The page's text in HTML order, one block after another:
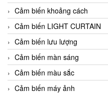
Cảm biến khoảng cách
Cảm biến LIGHT CURTAIN
Cảm biến lưu lượng
Cảm biến màn sáng
Cảm biến màu sắc
Cảm biến máy ảnh